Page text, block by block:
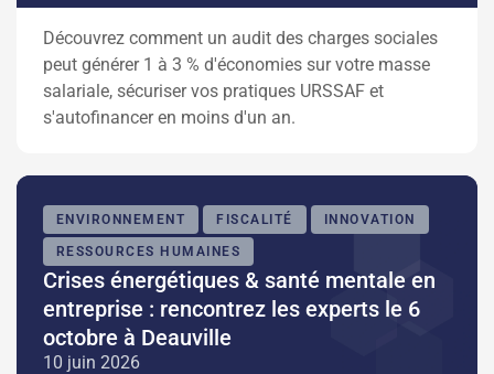
Découvrez comment un audit des charges sociales
peut générer 1 à 3 % d'économies sur votre masse
salariale, sécuriser vos pratiques URSSAF et
s'autofinancer en moins d'un an.
ENVIRONNEMENT FISCALITÉ INNOVATION
RESSOURCES HUMAINES
Crises énergétiques & santé mentale en
entreprise : rencontrez les experts le 6
octobre à Deauville
10 juin 2026